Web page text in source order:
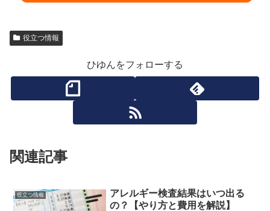
役立つ情報
ひゆんをフォローする
関連記事
役立つ情報
アレルギー検査結果はいつ出る
の？【やり方と費用を解説】